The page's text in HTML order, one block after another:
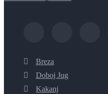
Breza
Doboj Jug
Kakanj